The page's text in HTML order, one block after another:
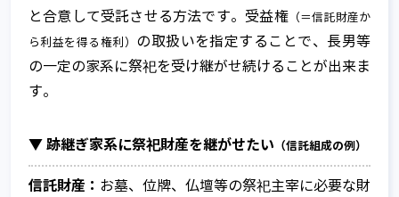
と合意して受託させる方法です。受益権（＝信託財産か
ら利益を得る権利） の取扱いを指定することで、長男等
の一定の家系に祭祀を受け継がせ続けることが出来ま
す。
▼ 跡継ぎ家系に祭祀財産を継がせたい （信託組成の例）
信託財産： お墓、位牌、仏壇等の祭祀主宰に必要な財